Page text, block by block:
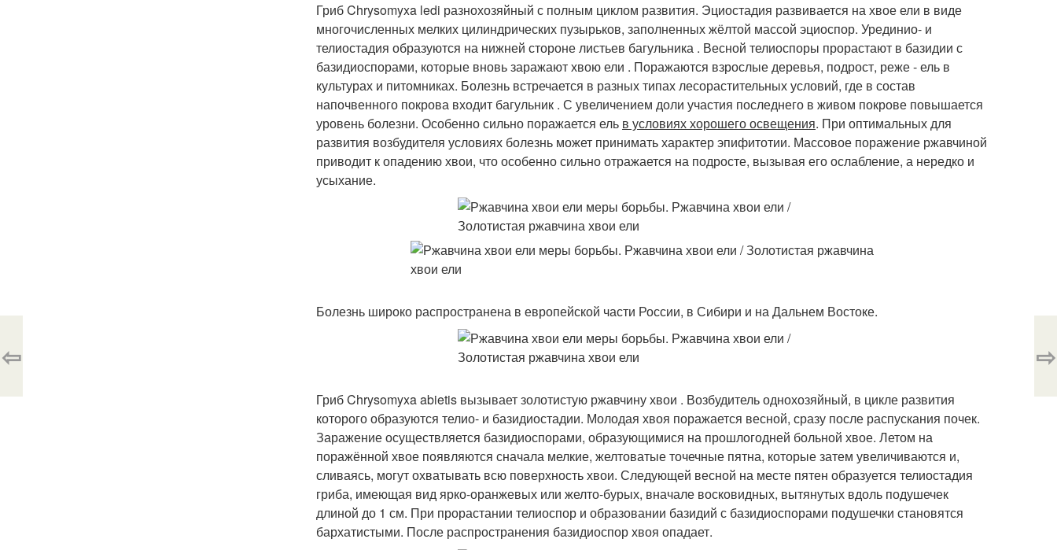
Гриб Chrysomyxa ledi разнохозяйный с полным циклом развития. Эциостадия развивается на хвое ели в виде
многочисленных мелких цилиндрических пузырьков, заполненных жёлтой массой эциоспор. Урединио- и
телиостадия образуются на нижней стороне листьев багульника . Весной телиоспоры прорастают в базидии с
базидиоспорами, которые вновь заражают хвою ели . Поражаются взрослые деревья, подрост, реже - ель в
культурах и питомниках. Болезнь встречается в разных типах лесорастительных условий, где в состав
напочвенного покрова входит багульник . С увеличением доли участия последнего в живом покрове повышается
уровень болезни. Особенно сильно поражается ель в условиях хорошего освещения. При оптимальных для
развития возбудителя условиях болезнь может принимать характер эпифитотии. Массовое поражение ржавчиной
приводит к опадению хвои, что особенно сильно отражается на подросте, вызывая его ослабление, а нередко и
усыхание.
Болезнь широко распространена в европейской части России, в Сибири и на Дальнем Востоке.
Гриб Chrysomyxa abietis вызывает золотистую ржавчину хвои . Возбудитель однохозяйный, в цикле развития
которого образуются телио- и базидиостадии. Молодая хвоя поражается весной, сразу после распускания почек.
Заражение осуществляется базидиоспорами, образующимися на прошлогодней больной хвое. Летом на
поражённой хвое появляются сначала мелкие, желтоватые точечные пятна, которые затем увеличиваются и,
сливаясь, могут охватывать всю поверхность хвои. Следующей весной на месте пятен образуется телиостадия
гриба, имеющая вид ярко-оранжевых или желто-бурых, вначале восковидных, вытянутых вдоль подушечек
длиной до 1 см. При прорастании телиоспор и образовании базидий с базидиоспорами подушечки становятся
бархатистыми. После распространения базидиоспор хвоя опадает.
⇦ ⇨